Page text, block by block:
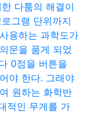
다툼의 해결이
그램 단위까지
용하는 과학도가
문을 품게 되었
0점을 버튼을
야 한다. 그래야
원하는 화학반
적인 무게를 가